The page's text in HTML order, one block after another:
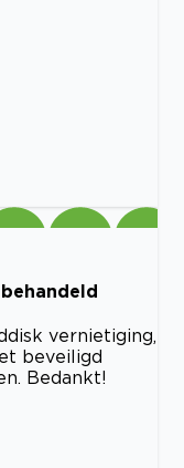
vernietiging,
beveiligd
Bedankt!